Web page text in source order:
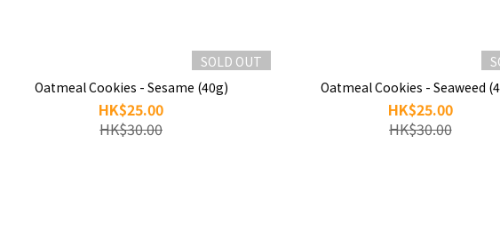
SOLD OUT
Oatmeal Cookies - Sesame (40g)
HK$25.00
HK$30.00
Oatmeal Cookies - Seaweed
HK$25.00
HK$30.00